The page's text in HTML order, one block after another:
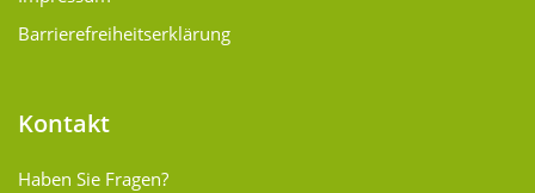
Barrierefreiheitserklärung
Kontakt
Haben Sie Fragen?